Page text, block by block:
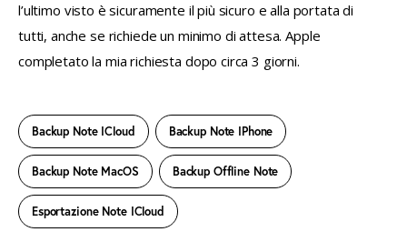
l’ultimo visto è sicuramente il più sicuro e alla portata di
tutti, anche se richiede un minimo di attesa. Apple
completato la mia richiesta dopo circa 3 giorni.
Backup Note ICloud Backup Note IPhone
Backup Note MacOS Backup Offline Note
Esportazione Note ICloud